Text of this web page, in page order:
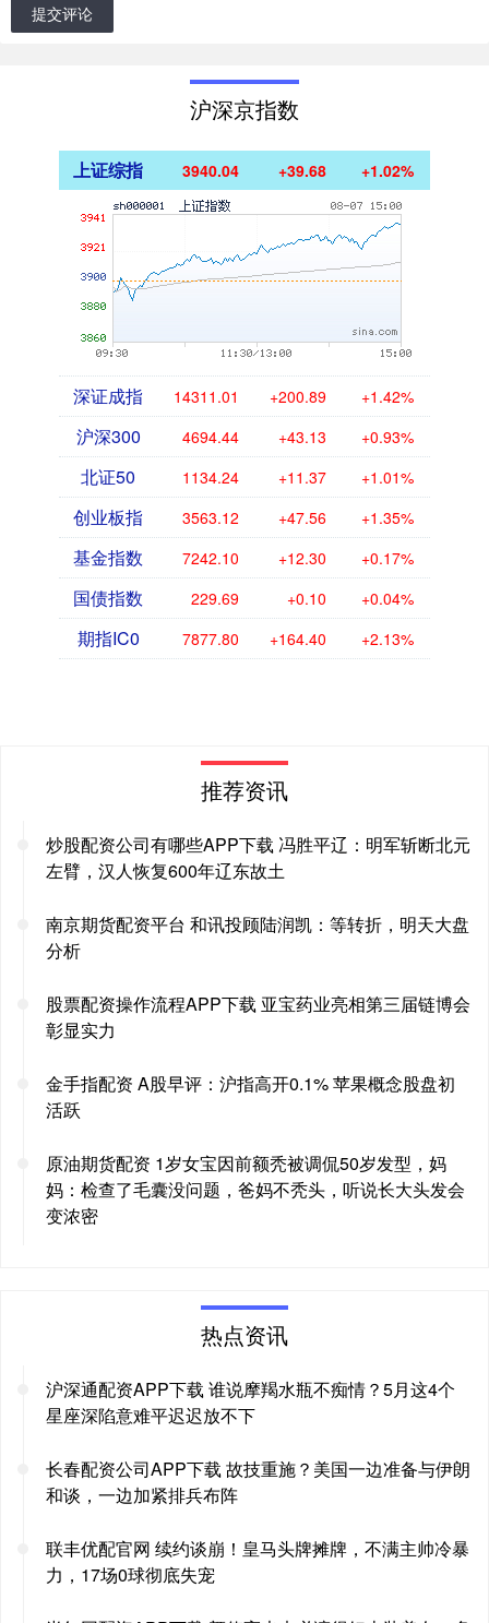
提交评论
沪深京指数
上证综指 3940.04 +39.68 +1.02%
深证成指 14311.01 +200.89 +1.42%
沪深300 4694.44 +43.13 +0.93%
北证50 1134.24 +11.37 +1.01%
创业板指 3563.12 +47.56 +1.35%
基金指数 7242.10 +12.30 +0.17%
国债指数 229.69 +0.10 +0.04%
期指IC0 7877.80 +164.40 +2.13%
推荐资讯
炒股配资公司有哪些APP下载 冯胜平辽：明军斩断北元
左臂，汉人恢复600年辽东故土
南京期货配资平台 和讯投顾陆润凯：等转折，明天大盘
分析
股票配资操作流程APP下载 亚宝药业亮相第三届链博会
彰显实力
金手指配资 A股早评：沪指高开0.1% 苹果概念股盘初
活跃
原油期货配资 1岁女宝因前额秃被调侃50岁发型，妈
妈：检查了毛囊没问题，爸妈不秃头，听说长大头发会
变浓密
热点资讯
沪深通配资APP下载 谁说摩羯水瓶不痴情？5月这4个
星座深陷意难平迟迟放不下
长春配资公司APP下载 故技重施？美国一边准备与伊朗
和谈，一边加紧排兵布阵
联丰优配官网 续约谈崩！皇马头牌摊牌，不满主帅冷暴
力，17场0球彻底失宠